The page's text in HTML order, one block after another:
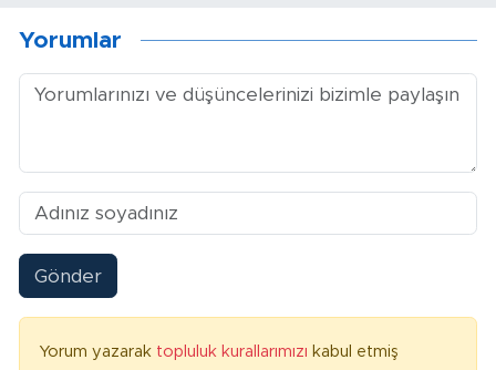
Yorumlar
Gönder
Yorum yazarak topluluk kurallarımızı kabul etmiş